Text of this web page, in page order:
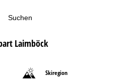
Suchen
Laimböck
Skiregion